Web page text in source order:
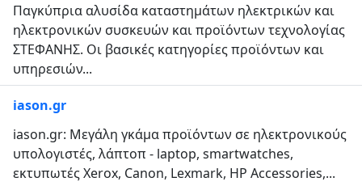
Παγκύπρια αλυσίδα καταστημάτων ηλεκτρικών και
ηλεκτρονικών συσκευών και προϊόντων τεχνολογίας
ΣΤΕΦΑΝΗΣ. Οι βασικές κατηγορίες προϊόντων και
υπηρεσιών...
iason.gr
iason.gr: Μεγάλη γκάμα προϊόντων σε ηλεκτρονικούς
υπολογιστές, λάπτοπ - laptop, smartwatches,
εκτυπωτές Xerox, Canon, Lexmark, HP Accessories,...